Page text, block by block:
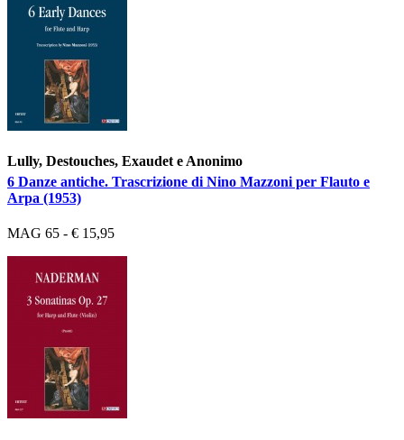
Lully, Destouches, Exaudet e Anonimo
6 Danze antiche. Trascrizione di Nino Mazzoni per Flauto e
Arpa (1953)
MAG 65 - € 15,95